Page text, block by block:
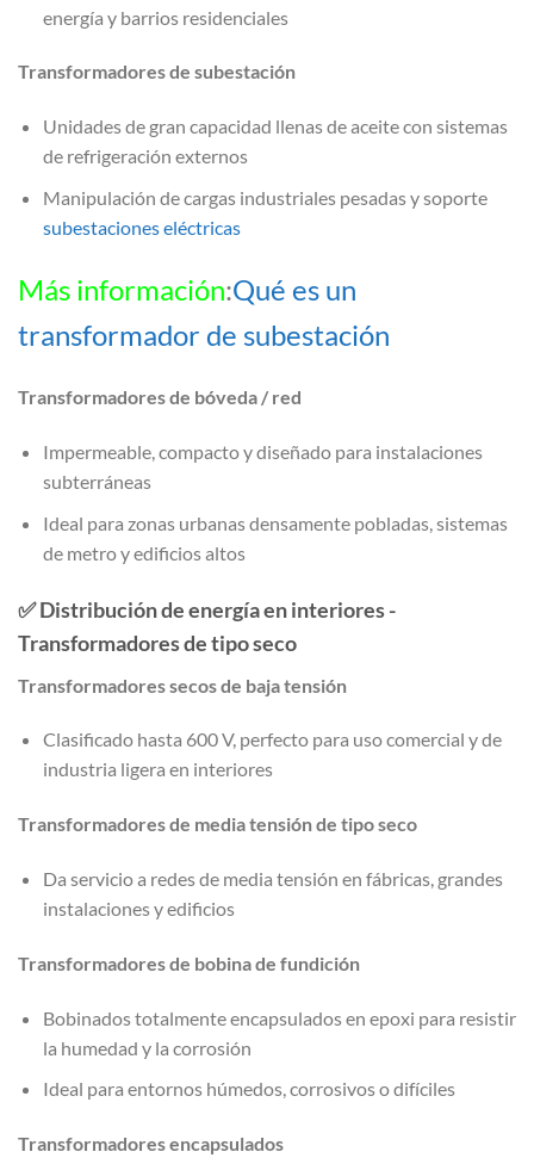
energía y barrios residenciales
Transformadores de subestación
Unidades de gran capacidad llenas de aceite con sistemas
de refrigeración externos
Manipulación de cargas industriales pesadas y soporte
subestaciones eléctricas
Más información:Qué es un
transformador de subestación
Transformadores de bóveda / red
Impermeable, compacto y diseñado para instalaciones
subterráneas
Ideal para zonas urbanas densamente pobladas, sistemas
de metro y edificios altos
✅Distribución de energía en interiores -
Transformadores de tipo seco
Transformadores secos de baja tensión
Clasificado hasta 600 V, perfecto para uso comercial y de
industria ligera en interiores
Transformadores de media tensión de tipo seco
Da servicio a redes de media tensión en fábricas, grandes
instalaciones y edificios
Transformadores de bobina de fundición
Bobinados totalmente encapsulados en epoxi para resistir
la humedad y la corrosión
Ideal para entornos húmedos, corrosivos o difíciles
Transformadores encapsulados